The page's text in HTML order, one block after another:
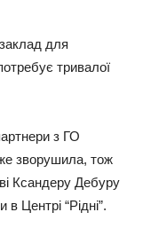
для
тривалої
з ГО
зворушила, тож
Ксандеру Дебуру
в Центрі “Рідні”.